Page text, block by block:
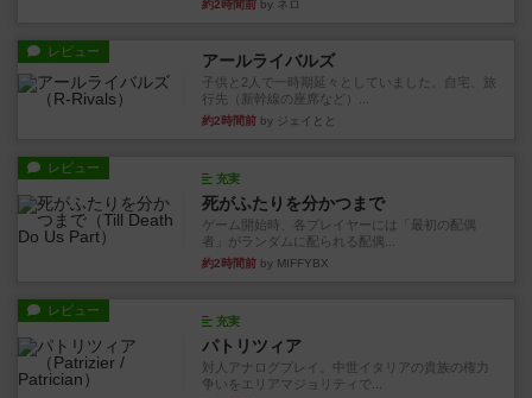
約2時間前 by ネロ
レビュー アールライバルズ
子供と2人で一時期延々としていました。自宅、旅
行先（新幹線の座席など）...
約2時間前 by ジェイとと
レビュー
充実
死がふたりを分かつまで
ゲーム開始時、各プレイヤーには「最初の配偶
者」がランダムに配られる配偶...
約2時間前 by MIFFYBX
レビュー
充実
パトリツィア
対人アナログプレイ。中世イタリアの貴族の権力
争いをエリアマジョリティで...